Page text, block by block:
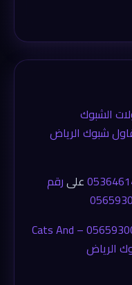
الشبوك
شبوك الرياض
علىرقم
افضل شبواك طرق في رياض 0565930036 – Cats And
الرياض